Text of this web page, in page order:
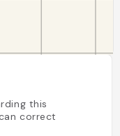
this
correct